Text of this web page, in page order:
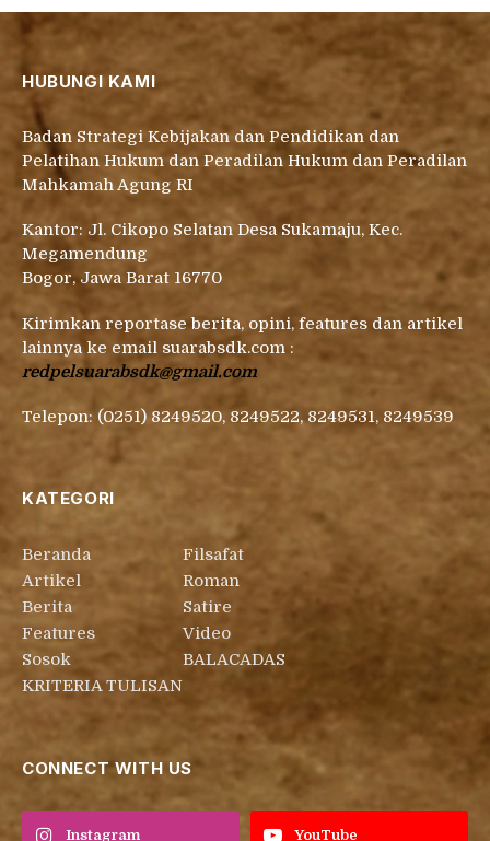
HUBUNGI KAMI
Badan Strategi Kebijakan dan Pendidikan dan
Pelatihan Hukum dan Peradilan Hukum dan Peradilan
Mahkamah Agung RI
Kantor: Jl. Cikopo Selatan Desa Sukamaju, Kec.
Megamendung
Bogor, Jawa Barat 16770
Kirimkan reportase berita, opini, features dan artikel
lainnya ke email suarabsdk.com :
redpelsuarabsdk@gmail.com
Telepon: (0251) 8249520, 8249522, 8249531, 8249539
KATEGORI
Beranda
Artikel
Berita
Features
Sosok
KRITERIA TULISAN
Filsafat
Roman
Satire
Video
BALACADAS
CONNECT WITH US
Instagram YouTube